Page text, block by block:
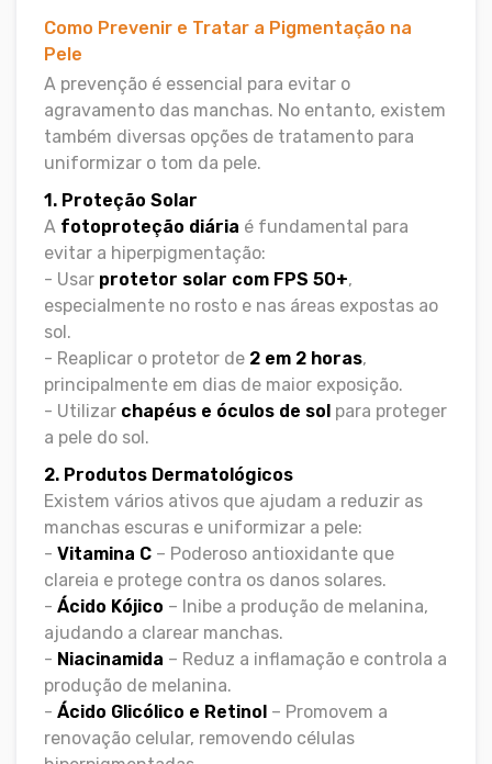
Como Prevenir e Tratar a Pigmentação na
Pele
A prevenção é essencial para evitar o
agravamento das manchas. No entanto, existem
também diversas opções de tratamento para
uniformizar o tom da pele.
1. Proteção Solar
A fotoproteção diária é fundamental para
evitar a hiperpigmentação:
- Usar protetor solar com FPS 50+,
especialmente no rosto e nas áreas expostas ao
sol.
- Reaplicar o protetor de 2 em 2 horas,
principalmente em dias de maior exposição.
- Utilizar chapéus e óculos de sol para proteger
a pele do sol.
2. Produtos Dermatológicos
Existem vários ativos que ajudam a reduzir as
manchas escuras e uniformizar a pele:
- Vitamina C – Poderoso antioxidante que
clareia e protege contra os danos solares.
- Ácido Kójico – Inibe a produção de melanina,
ajudando a clarear manchas.
- Niacinamida – Reduz a inflamação e controla a
produção de melanina.
- Ácido Glicólico e Retinol – Promovem a
renovação celular, removendo células